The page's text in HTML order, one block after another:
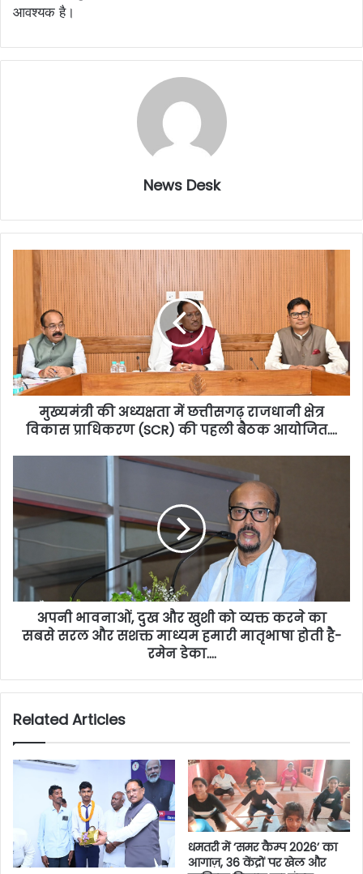
आवश्यक है।
News Desk
मुख्यमंत्री की अध्यक्षता में छत्तीसगढ़ राजधानी क्षेत्र
विकास प्राधिकरण (SCR) की पहली बैठक आयोजित….
अपनी भावनाओं, दुख और खुशी को व्यक्त करने का
सबसे सरल और सशक्त माध्यम हमारी मातृभाषा होती है-
रमेन डेका….
Related Articles
धमतरी में ‘समर कैम्प 2026’ का
आगाज़, 36 केंद्रों पर खेल और